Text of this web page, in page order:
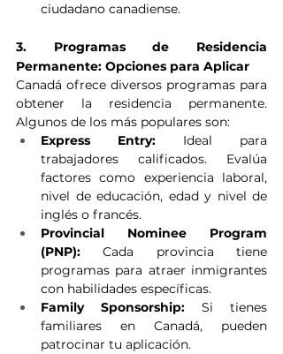
ciudadano canadiense.
3. Programas de Residencia
Permanente: Opciones para Aplicar
Canadá ofrece diversos programas para
obtener la residencia permanente.
Algunos de los más populares son:
Express Entry: Ideal para
trabajadores calificados. Evalúa
factores como experiencia laboral,
nivel de educación, edad y nivel de
inglés o francés.
Provincial Nominee Program
(PNP): Cada provincia tiene
programas para atraer inmigrantes
con habilidades específicas.
Family Sponsorship: Si tienes
familiares en Canadá, pueden
patrocinar tu aplicación.